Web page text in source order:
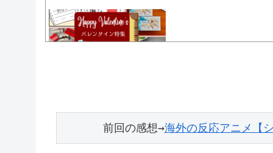
前回の感想→海外の反応アニメ【